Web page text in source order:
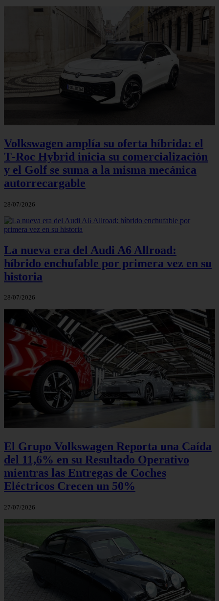
Volkswagen amplía su oferta híbrida: el
T‑Roc Hybrid inicia su comercialización
y el Golf se suma a la misma mecánica
autorrecargable
28/07/2026
La nueva era del Audi A6 Allroad:
híbrido enchufable por primera vez en su
historia
28/07/2026
El Grupo Volkswagen Reporta una Caída
del 11,6% en su Resultado Operativo
mientras las Entregas de Coches
Eléctricos Crecen un 50%
27/07/2026